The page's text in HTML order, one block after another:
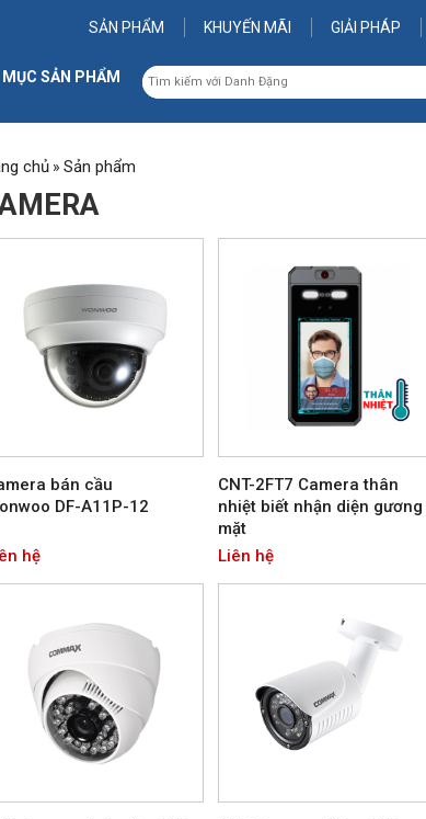
SẢN PHẨM KHUYẾN MÃI GIẢI PHÁP
MỤC SẢN PHẨM
chủ» Sản phẩm
bán cầu
DF-A11P-12
hệ
CNT-2FT7 Camera thân
nhiệt biết nhận diện gương
mặt
Liên hệ